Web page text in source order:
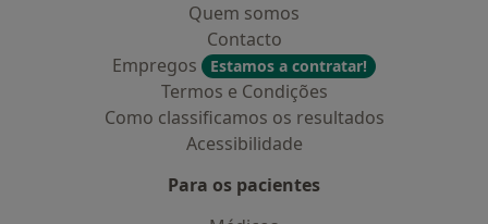
Quem somos
Contacto
Empregos
Estamos a contratar!
Termos e Condições
Como classificamos os resultados
Acessibilidade
Para os pacientes